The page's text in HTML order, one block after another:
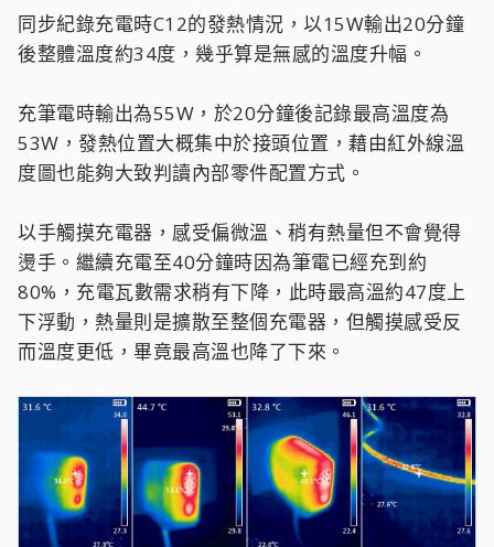
同步紀錄充電時C12的發熱情況，以15W輸出20分鐘
後整體溫度約34度，幾乎算是無感的溫度升幅。
充筆電時輸出為55W，於20分鐘後記錄最高溫度為
53W，發熱位置大概集中於接頭位置，藉由紅外線溫
度圖也能夠大致判讀內部零件配置方式。
以手觸摸充電器，感受偏微溫、稍有熱量但不會覺得
燙手。繼續充電至40分鐘時因為筆電已經充到約
80%，充電瓦數需求稍有下降，此時最高溫約47度上
下浮動，熱量則是擴散至整個充電器，但觸摸感受反
而溫度更低，畢竟最高溫也降了下來。